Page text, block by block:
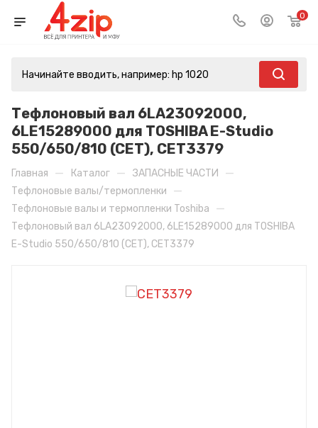
0
Тефлоновый вал 6LA23092000,
6LE15289000 для TOSHIBA E-Studio
550/650/810 (CET), CET3379
Главная — Каталог — ЗАПАСНЫЕ ЧАСТИ —
Тефлоновые валы/термопленки —
Тефлоновые валы и термопленки Toshiba —
Тефлоновый вал 6LA23092000, 6LE15289000 для TOSHIBA
E-Studio 550/650/810 (CET), CET3379